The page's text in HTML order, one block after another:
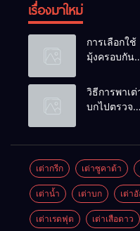
เรื่องมาใหม่
การเลือกใช้
มุ้งครอบกัน
วางไข่ในคอก
เต่า
วิธีการพาเต่
บกไปตรวจ
เต่ากรีก เต่าซูคาต้า
เต่าน้ำ เต่าบก เต่า
เต่าเรดฟุต เต่าเสือดาว